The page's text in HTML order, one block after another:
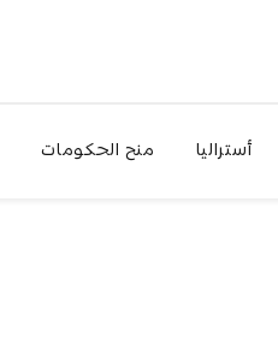
أستراليا منح الحكومات